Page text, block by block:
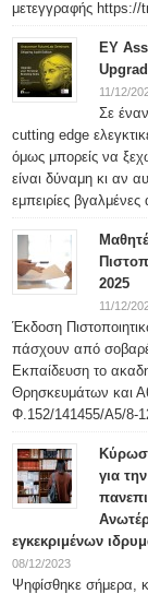
μετεγγραφής https://
ΕΥ
11/12/
Σε
cutting edge
όμως μπορείς να
είναι δύναμη κι αν
εμπειρίες
2025
11/12/
Έκδοση
πάσχουν από
Εκπαίδευση το
Θρησκευμάτων και
Φ.152/141455/Α5/8-
για
εγκεκριμένων
08/12/2023
Ψηφίσθηκε σήμερα,